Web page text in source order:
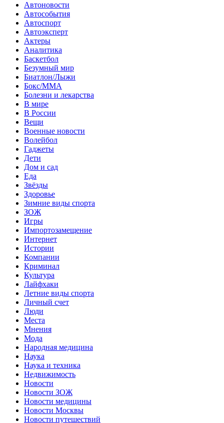
Автоновости
Автособытия
Автоспорт
Автоэксперт
Актеры
Аналитика
Баскетбол
Безумный мир
Биатлон/Лыжи
Бокс/MMA
Болезни и лекарства
В мире
В России
Вещи
Военные новости
Волейбол
Гаджеты
Дети
Дом и сад
Еда
Звёзды
Здоровье
Зимние виды спорта
ЗОЖ
Игры
Импортозамещение
Интернет
Истории
Компании
Криминал
Культура
Лайфхаки
Летние виды спорта
Личный счет
Люди
Места
Мнения
Мода
Народная медицина
Наука
Наука и техника
Недвижимость
Новости
Новости ЗОЖ
Новости медицины
Новости Москвы
Новости путешествий